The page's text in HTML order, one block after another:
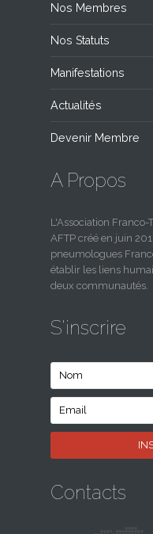
Nos Membres
Nos Statuts
Manifestations
Actualités
Devenir Membre
A Propos
L'Association
AFTP créé en juin
pneumologues
établir les liens
deux communautés.
S'inscrire
Contacts